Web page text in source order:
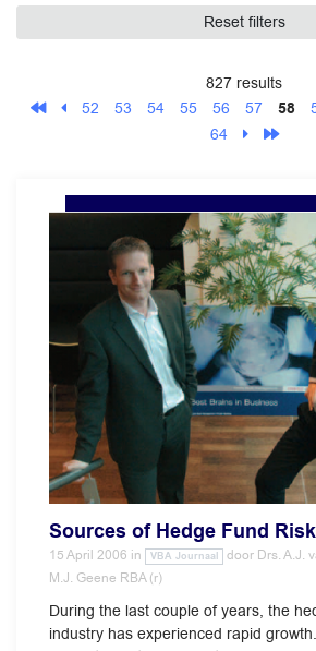
Reset filters
827 results
52
53 54 55 56 57 58
64
Sources of Hedge Fund
15 April 2006 in VBA Journaal door Drs. A.J.
M.J. Geene RBA (r)
During the last couple of years, the
industry has experienced rapid